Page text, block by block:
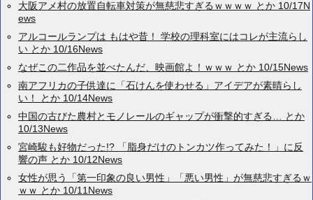
大阪アメ村の放置自転車対策が無慈悲すぎるｗｗｗｗ とか 10/17N
ews
アルコールランプは もはや昔！ 学校の理科室にはコレが主流らし
い とか 10/16News
なぜこの二作品を並べたんだ、映画館よ！ｗｗｗ とか 10/15News
南アフリカの子供達に「石けんを使わせる」アイデアが素晴らし
い！ とか 10/14News
中国の古びた農村とモノレールのギャップが衝撃的すぎる… とか
10/13News
宮崎駿も好物だった!? 「脂身だけのトンカツ作ってみた！」に反
響の声 とか 10/12News
女性が思う「第一印象の良い男性」「悪い男性」が無慈悲すぎるｗ
ｗｗ とか 10/11News